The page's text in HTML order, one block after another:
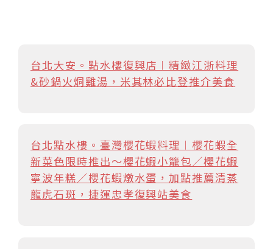
台北大安。點水樓復興店︱精緻江浙料理
&砂鍋火烔雞湯，米其林必比登推介美食
台北點水樓。臺灣櫻花蝦料理︱櫻花蝦全
新菜色限時推出～櫻花蝦小籠包／櫻花蝦
寧波年糕／櫻花蝦燉水蛋，加點推薦清蒸
龍虎石斑，捷運忠孝復興站美食